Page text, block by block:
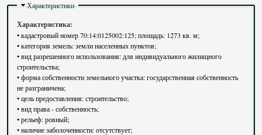
Скрыть
Характеристики
Характеристика:
• кадастровый номер 70:14:0125002:125; площадь: 1273 кв. м;
• категория земель: земли населенных пунктов;
• вид разрешенного использования: для индивидуального жилищного
строительства;
• форма собственности земельного участка: государственная собственность
не разграничена;
• цель предоставления: строительство;
• вид права - собственность;
• рельеф: ровный;
• наличие заболоченности: отсутствует;